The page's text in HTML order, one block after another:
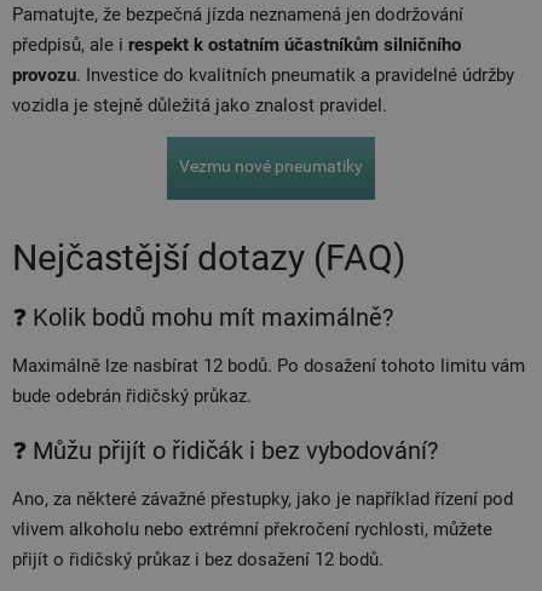
Pamatujte, že bezpečná jízda neznamená jen dodržování
předpisů, ale i respekt k ostatním účastníkům silničního
provozu. Investice do kvalitních pneumatik a pravidelné údržby
vozidla je stejně důležitá jako znalost pravidel.
Vezmu nové pneumatiky
Nejčastější dotazy (FAQ)
❓ Kolik bodů mohu mít maximálně?
Maximálně lze nasbírat 12 bodů. Po dosažení tohoto limitu vám
bude odebrán řidičský průkaz.
❓ Můžu přijít o řidičák i bez vybodování?
Ano, za některé závažné přestupky, jako je například řízení pod
vlivem alkoholu nebo extrémní překročení rychlosti, můžete
přijít o řidičský průkaz i bez dosažení 12 bodů.